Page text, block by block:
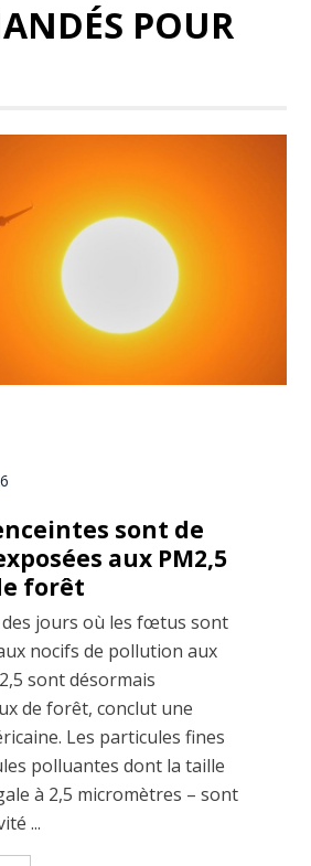
POUR
sont de
aux PM2,5
forêt
des jours où les fœtus sont
nocifs de pollution aux
sont désormais
de forêt, conclut une
Les particules fines
polluantes dont la taille
à 2,5 micromètres – sont
...